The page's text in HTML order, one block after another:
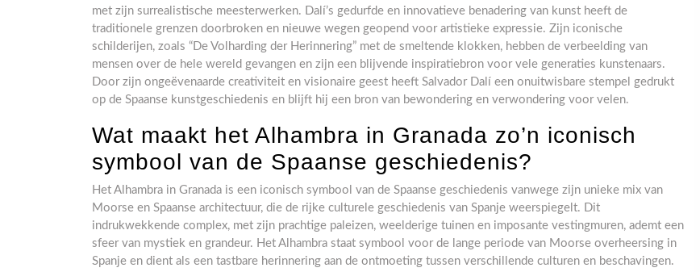
met zijn surrealistische meesterwerken. Dalí’s gedurfde en innovatieve benadering van kunst heeft de
traditionele grenzen doorbroken en nieuwe wegen geopend voor artistieke expressie. Zijn iconische
schilderijen, zoals “De Volharding der Herinnering” met de smeltende klokken, hebben de verbeelding van
mensen over de hele wereld gevangen en zijn een blijvende inspiratiebron voor vele generaties kunstenaars.
Door zijn ongeëvenaarde creativiteit en visionaire geest heeft Salvador Dalí een onuitwisbare stempel gedrukt
op de Spaanse kunstgeschiedenis en blijft hij een bron van bewondering en verwondering voor velen.
Wat maakt het Alhambra in Granada zo’n iconisch
symbool van de Spaanse geschiedenis?
Het Alhambra in Granada is een iconisch symbool van de Spaanse geschiedenis vanwege zijn unieke mix van
Moorse en Spaanse architectuur, die de rijke culturele geschiedenis van Spanje weerspiegelt. Dit
indrukwekkende complex, met zijn prachtige paleizen, weelderige tuinen en imposante vestingmuren, ademt een
sfeer van mystiek en grandeur. Het Alhambra staat symbool voor de lange periode van Moorse overheersing in
Spanje en dient als een tastbare herinnering aan de ontmoeting tussen verschillende culturen en beschavingen.